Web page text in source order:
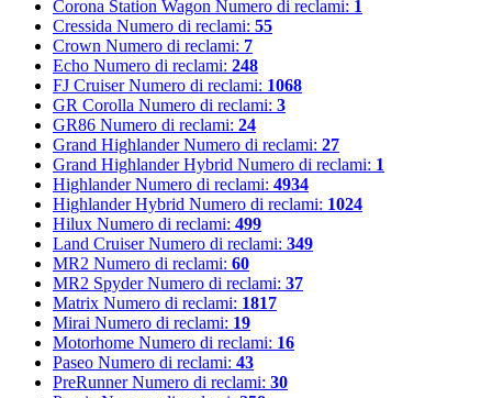
Corona Station Wagon Numero di reclami: 1
Cressida Numero di reclami: 55
Crown Numero di reclami: 7
Echo Numero di reclami: 248
FJ Cruiser Numero di reclami: 1068
GR Corolla Numero di reclami: 3
GR86 Numero di reclami: 24
Grand Highlander Numero di reclami: 27
Grand Highlander Hybrid Numero di reclami: 1
Highlander Numero di reclami: 4934
Highlander Hybrid Numero di reclami: 1024
Hilux Numero di reclami: 499
Land Cruiser Numero di reclami: 349
MR2 Numero di reclami: 60
MR2 Spyder Numero di reclami: 37
Matrix Numero di reclami: 1817
Mirai Numero di reclami: 19
Motorhome Numero di reclami: 16
Paseo Numero di reclami: 43
PreRunner Numero di reclami: 30